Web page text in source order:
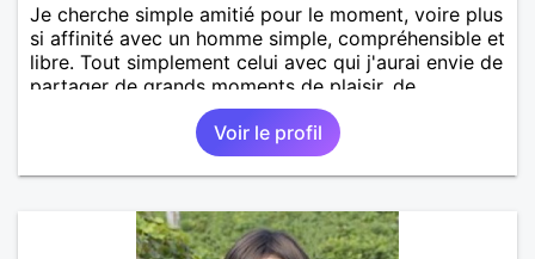
Je cherche simple amitié pour le moment, voire plus
si affinité avec un homme simple, compréhensible et
libre. Tout simplement celui avec qui j'aurai envie de
partager de grands moments de plaisir, de
tendresse en toute complicité.
Voir le profil